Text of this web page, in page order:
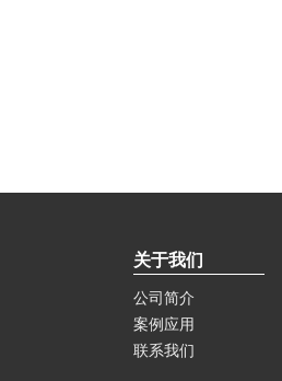
关于我们
公司简介
案例应用
联系我们